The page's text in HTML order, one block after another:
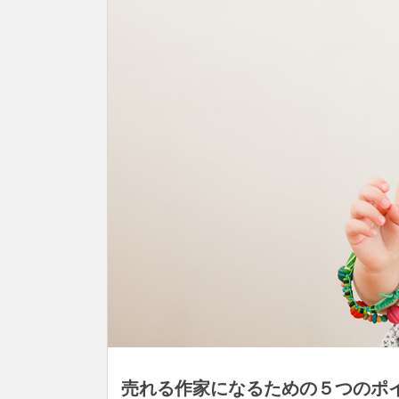
売れる作家になるための５つのポ